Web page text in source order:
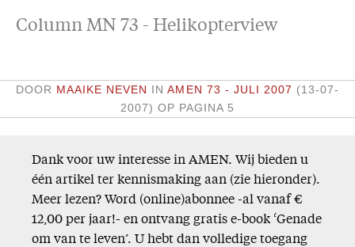
Facebook
Abonnementen
Geschenkabonnement
Missie
Service
Column MN 73 - Helikopterview
DOOR MAAIKE NEVEN INAMEN 73 - JULI 2007 (13-07-
2007) OP PAGINA 5
Dank voor uw interesse in AMEN. Wij bieden u
één artikel ter kennismaking aan (zie hieronder).
Meer lezen? Word (online)abonnee -al vanaf €
12,00 per jaar!- en ontvang gratis e-book ‘Genade
om van te leven’. U hebt dan volledige toegang